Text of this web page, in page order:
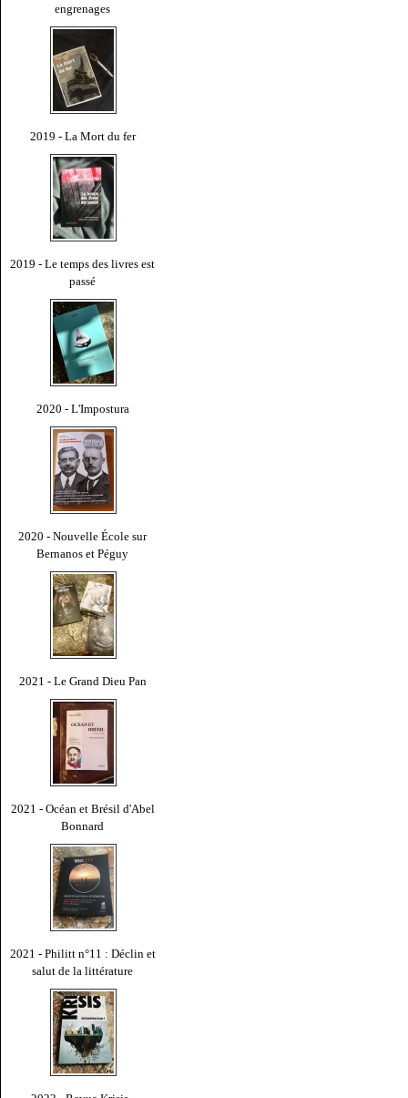
engrenages
2019 - La Mort du fer
2019 - Le temps des livres est
passé
2020 - L'Impostura
2020 - Nouvelle École sur
Bernanos et Péguy
2021 - Le Grand Dieu Pan
2021 - Océan et Brésil d'Abel
Bonnard
2021 - Philitt n°11 : Déclin et
salut de la littérature